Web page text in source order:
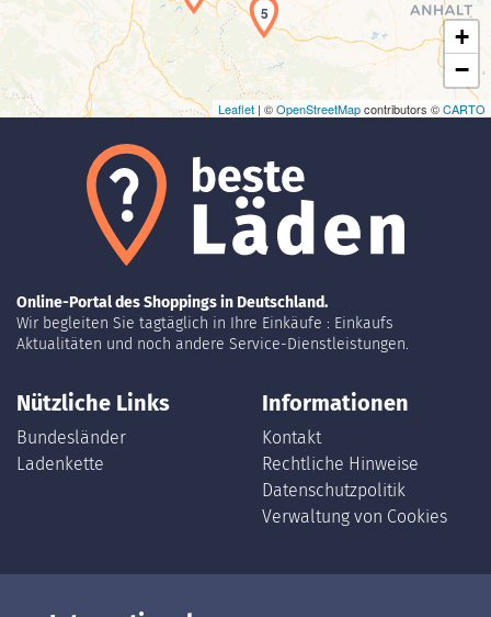
5
+
−
Leaflet | ©OpenStreetMapcontributors ©CARTO
Online-Portal des Shoppings in Deutschland.
Wir begleiten Sie tagtäglich in Ihre Einkäufe : Einkaufs
Aktualitäten und noch andere Service-Dienstleistungen.
Nützliche Links
Bundesländer
Ladenkette
Informationen
Kontakt
Rechtliche Hinweise
Datenschutzpolitik
Verwaltung von Cookies